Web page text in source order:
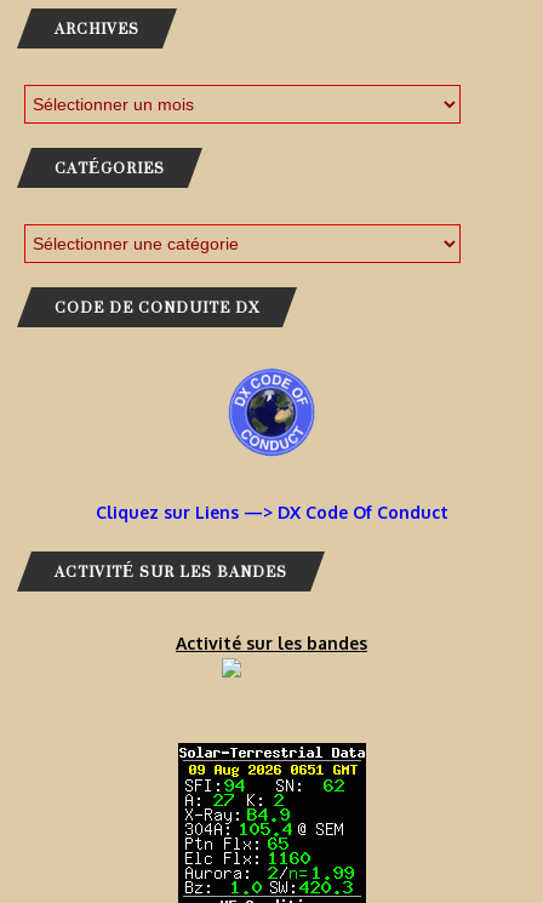
ARCHIVES
CATÉGORIES
CODE DE CONDUITE DX
Cliquez sur Liens —> DX Code Of Conduct
ACTIVITÉ SUR LES BANDES
Activité sur les bandes